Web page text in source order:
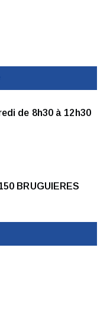
de 8h30 à 12h30
BRUGUIERES